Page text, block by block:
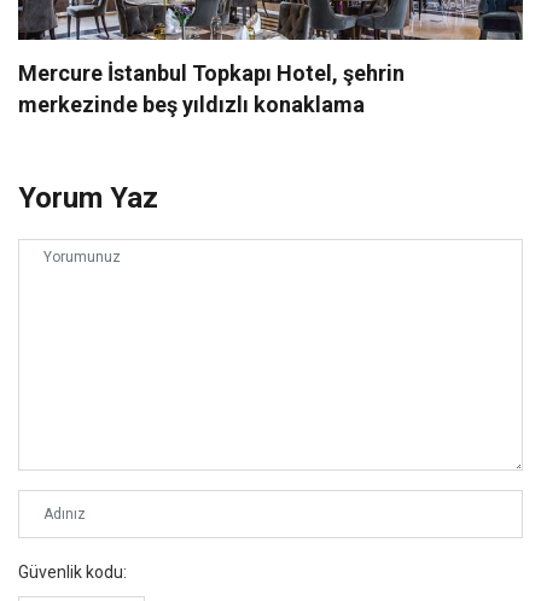
Mercure İstanbul Topkapı Hotel, şehrin
merkezinde beş yıldızlı konaklama
Yorum Yaz
Güvenlik kodu: